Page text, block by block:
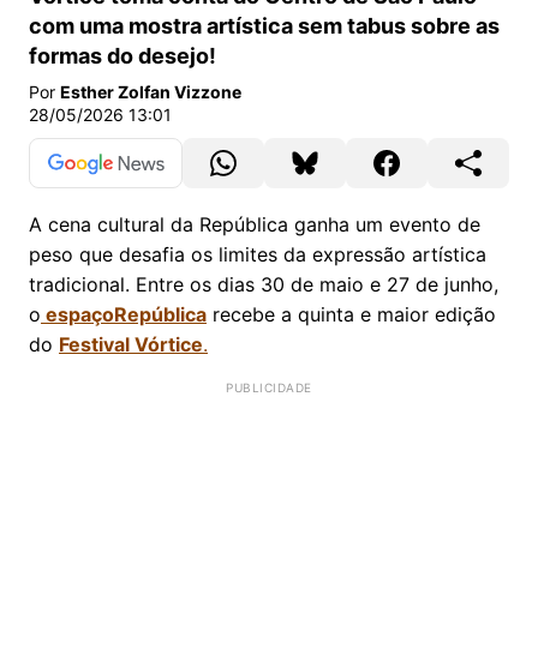
com uma mostra artística sem tabus sobre as
formas do desejo!
Por Esther Zolfan Vizzone
28/05/2026 13:01
A cena cultural da República ganha um evento de
peso que desafia os limites da expressão artística
tradicional. Entre os dias 30 de maio e 27 de junho,
o espaçoRepública recebe a quinta e maior edição
do Festival Vórtice.